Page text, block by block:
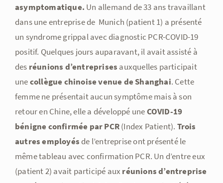
asymptomatique. Un allemand de 33 ans travaillant
dans une entreprise de Munich (patient 1) a présenté
un syndrome grippal avec diagnostic PCR-COVID-19
positif. Quelques jours auparavant, il avait assisté à
des réunions d’entreprises auxquelles participait
unecollègue chinoise venue de Shanghai. Cette
femme ne présentait aucun symptôme mais à son
retour en Chine, elle a développé uneCOVID-19
bénigne confirmée par PCR(Index Patient). Trois
autres employésde l’entreprise ont présenté le
même tableau avec confirmation PCR. Un d’entre eux
(patient 2) avait participé aux réunions d’entreprise